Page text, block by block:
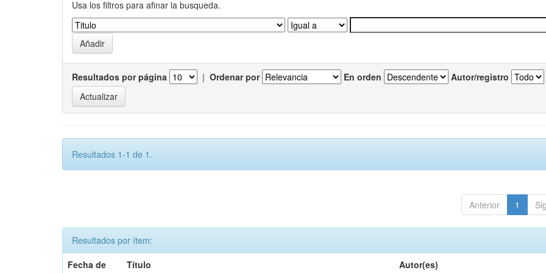
Usa los filtros para afinar la busqueda.
Resultados por página | Ordenar por En orden Autor/registro
Resultados 1-1 de 1.
Anterior 1
Resultados por ítem:
Fecha de
Título Autor(es)